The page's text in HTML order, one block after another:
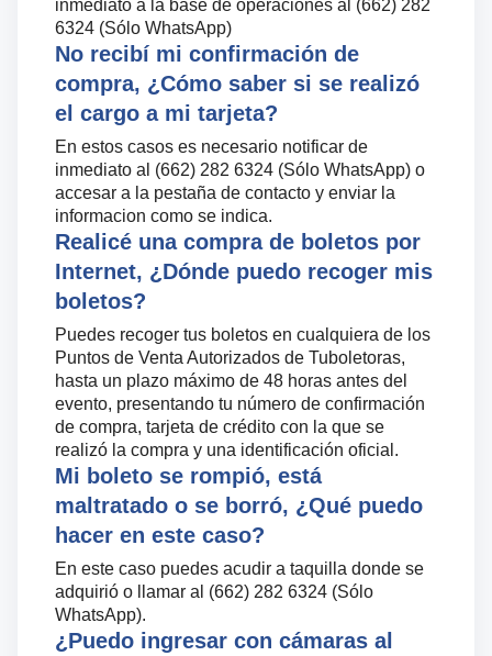
inmediato a la base de operaciones al (662) 282
6324 (Sólo WhatsApp)
No recibí mi confirmación de
compra, ¿Cómo saber si se realizó
el cargo a mi tarjeta?
En estos casos es necesario notificar de
inmediato al (662) 282 6324 (Sólo WhatsApp) o
accesar a la pestaña de contacto y enviar la
informacion como se indica.
Realicé una compra de boletos por
Internet, ¿Dónde puedo recoger mis
boletos?
Puedes recoger tus boletos en cualquiera de los
Puntos de Venta Autorizados de Tuboletoras,
hasta un plazo máximo de 48 horas antes del
evento, presentando tu número de confirmación
de compra, tarjeta de crédito con la que se
realizó la compra y una identificación oficial.
Mi boleto se rompió, está
maltratado o se borró, ¿Qué puedo
hacer en este caso?
En este caso puedes acudir a taquilla donde se
adquirió o llamar al (662) 282 6324 (Sólo
WhatsApp).
¿Puedo ingresar con cámaras al